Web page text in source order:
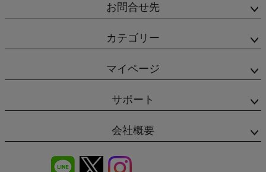
お問合せ先
カテゴリー
マイページ
サポート
会社概要